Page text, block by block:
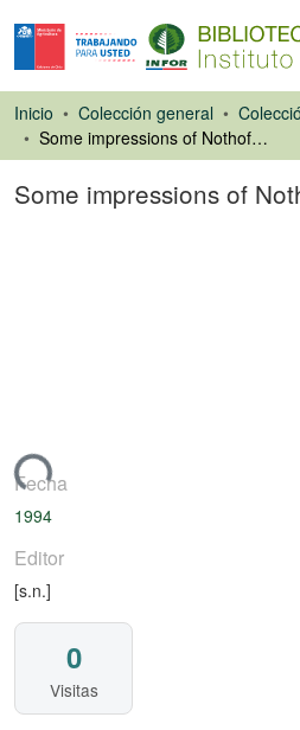
Inicio Colección general
Some impressions of Nothofagus in Chile
Some impressions of
Fecha
1994
Editor
[s.n.]
0
Visitas